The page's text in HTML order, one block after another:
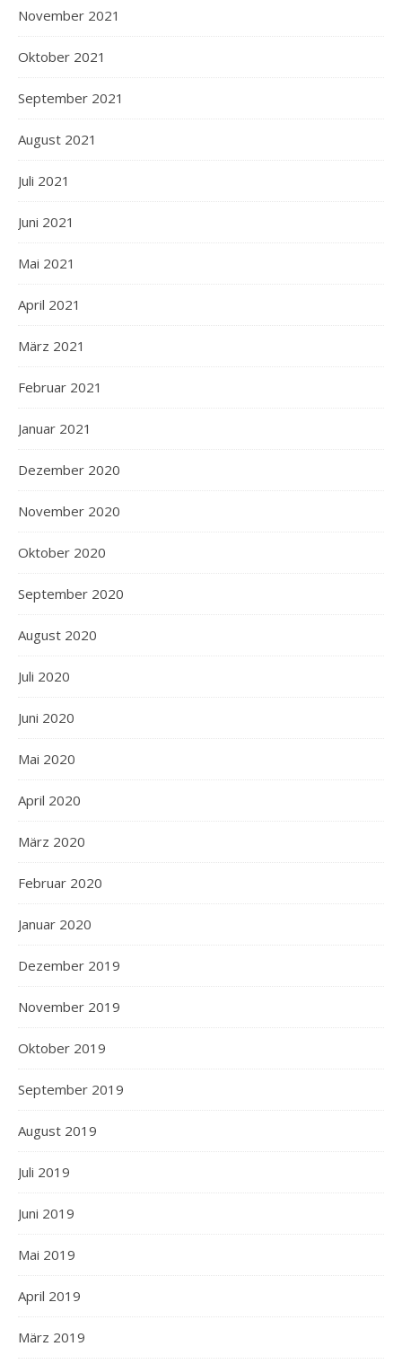
November 2021
Oktober 2021
September 2021
August 2021
Juli 2021
Juni 2021
Mai 2021
April 2021
März 2021
Februar 2021
Januar 2021
Dezember 2020
November 2020
Oktober 2020
September 2020
August 2020
Juli 2020
Juni 2020
Mai 2020
April 2020
März 2020
Februar 2020
Januar 2020
Dezember 2019
November 2019
Oktober 2019
September 2019
August 2019
Juli 2019
Juni 2019
Mai 2019
April 2019
März 2019